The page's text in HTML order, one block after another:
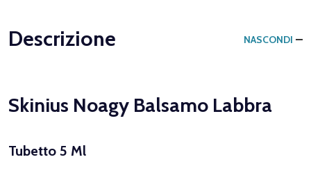
Descrizione NASCONDI
Skinius Noagy Balsamo Labbra
Tubetto 5 Ml